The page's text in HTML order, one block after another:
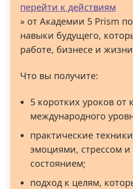
перейти к действиям
» от Академии 5 Prism
навыки будущего,
работе, бизнесе и
Что вы получите:
5 коротких уроков от
международного
практические
эмоциями, стрессом
состоянием;
подход к целям,